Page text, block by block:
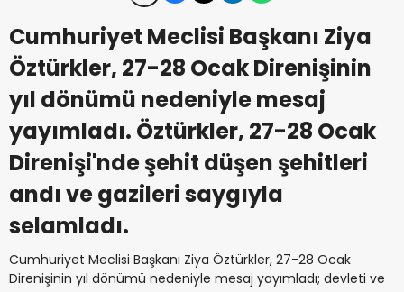
Cumhuriyet Meclisi Başkanı Ziya
Öztürkler, 27-28 Ocak Direnişinin
yıl dönümü nedeniyle mesaj
yayımladı. Öztürkler, 27-28 Ocak
Direnişi'nde şehit düşen şehitleri
andı ve gazileri saygıyla
selamladı.
Cumhuriyet Meclisi Başkanı Ziya Öztürkler, 27-28 Ocak
Direnişinin yıl dönümü nedeniyle mesaj yayımladı; devleti ve